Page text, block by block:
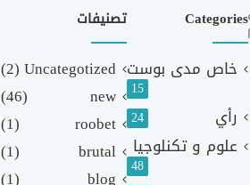
Categories
خاص مدى بوست
15
رأي 24
علوم و تكنلوجيا
48
تصنيفات
Uncategotized
(2)
new
(46)
roobet
(1)
brutal
(1)
blog
(1)